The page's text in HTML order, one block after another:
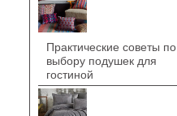
Практические советы по
выбору подушек для
гостиной